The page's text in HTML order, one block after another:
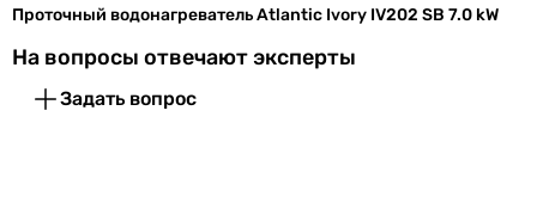
Проточный водонагреватель Atlantic Ivory IV202 SB 7.0 kW
На вопросы отвечают эксперты
Задать вопрос